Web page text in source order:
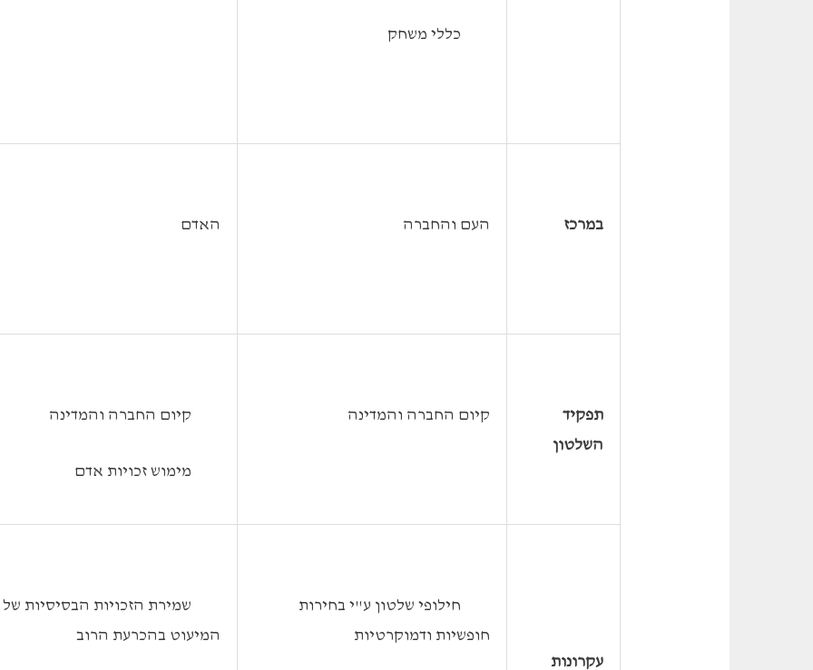
 כללי משחק
במרכז העם והחברה האדם
תפקיד
השלטון
קיום החברה והמדינה  קיום החברה והמדינה
 מימוש זכויות אדם
עקרונות
 חילופי שלטון ע"י בחירות
חופשיות ודמוקרטיות
 שמירת הזכויות הבסיסיות של
המיעוט בהכרעת הרוב